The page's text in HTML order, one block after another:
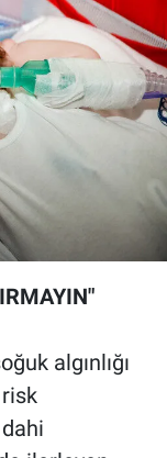
algınlığı